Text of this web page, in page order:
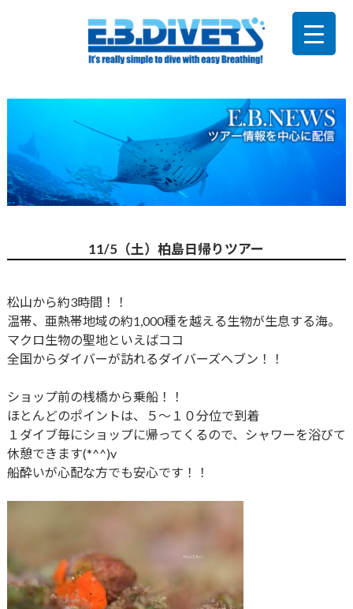
11/5（土）柏島日帰りツアー
松山から約3時間！！
温帯、亜熱帯地域の約1,000種を越える生物が生息する海。
マクロ生物の聖地といえばココ
全国からダイバーが訪れるダイバーズヘブン！！
ショップ前の桟橋から乗船！！
ほとんどのポイントは、５～１０分位で到着
１ダイブ毎にショップに帰ってくるので、シャワーを浴びて
休憩できます(*^^)v
船酔いが心配な方でも安心です！！